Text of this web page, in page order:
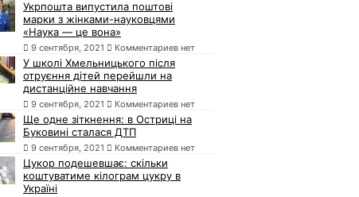
Укрпошта випустила поштові
марки з жінками-науковцями
«Наука — це вона»
9 сентября, 2021 Комментариев нет
У школі Хмельницького після
отруєння дітей перейшли на
дистанційне навчання
9 сентября, 2021 Комментариев нет
Ще одне зіткнення: в Остриці на
Буковині сталася ДТП
9 сентября, 2021 Комментариев нет
Цукор подешевшає: скільки
коштуватиме кілограм цукру в
Україні